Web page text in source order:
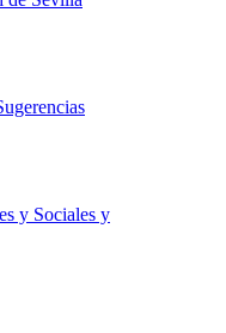
y Sociales y